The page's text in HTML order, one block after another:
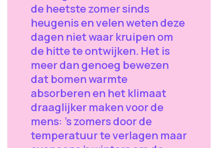
de heetste zomer sinds
heugenis en velen weten deze
dagen niet waar kruipen om
de hitte te ontwijken. Het is
meer dan genoeg bewezen
dat bomen warmte
absorberen en het klimaat
draaglijker maken voor de
mens: 's zomers door de
temperatuur te verlagen maar